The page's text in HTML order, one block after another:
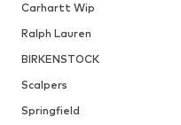
Carhartt Wip
Ralph Lauren
BIRKENSTOCK
Scalpers
Springfield